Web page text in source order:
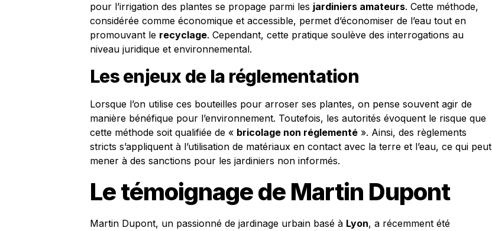
pour l’irrigation des plantes se propage parmi les jardiniers amateurs. Cette méthode,
considérée comme économique et accessible, permet d’économiser de l’eau tout en
promouvant le recyclage. Cependant, cette pratique soulève des interrogations au
niveau juridique et environnemental.
Les enjeux de la réglementation
Lorsque l’on utilise ces bouteilles pour arroser ses plantes, on pense souvent agir de
manière bénéfique pour l’environnement. Toutefois, les autorités évoquent le risque que
cette méthode soit qualifiée de « bricolage non réglementé ». Ainsi, des règlements
stricts s’appliquent à l’utilisation de matériaux en contact avec la terre et l’eau, ce qui peut
mener à des sanctions pour les jardiniers non informés.
Le témoignage de Martin Dupont
Martin Dupont, un passionné de jardinage urbain basé à Lyon, a récemment été